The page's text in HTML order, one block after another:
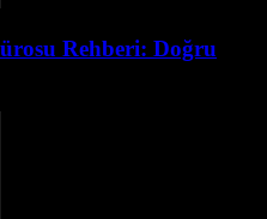
Rehberi: Doğru